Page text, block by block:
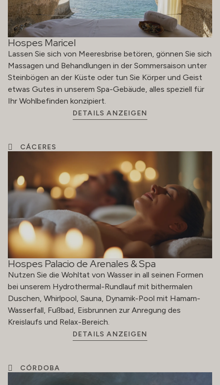
Hospes Maricel
Lassen Sie sich von Meeresbrise betören, gönnen Sie sich
Massagen und Behandlungen in der Sommersaison unter
Steinbögen an der Küste oder tun Sie Körper und Geist
etwas Gutes in unserem Spa-Gebäude, alles speziell für
Ihr Wohlbefinden konzipiert.
DETAILS ANZEIGEN
CÁCERES
Hospes Palacio de Arenales & Spa
Nutzen Sie die Wohltat von Wasser in all seinen Formen
bei unserem Hydrothermal-Rundlauf mit bithermalen
Duschen, Whirlpool, Sauna, Dynamik-Pool mit Hamam-
Wasserfall, Fußbad, Eisbrunnen zur Anregung des
Kreislaufs und Relax-Bereich.
DETAILS ANZEIGEN
CÓRDOBA